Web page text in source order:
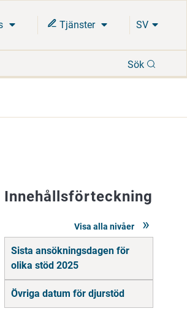
Tjänster SV
Sök
Innehållsförteckning
Visa alla nivåer
Gå
direkt
innehåll
Sista ansökningsdagen för
olika stöd 2025
Övriga datum för djurstöd